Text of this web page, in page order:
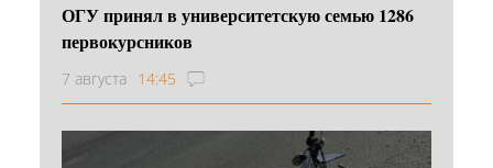
ОГУ принял в университетскую семью 1286
первокурсников
7 августа 14:45